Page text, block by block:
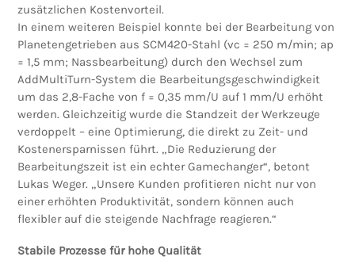
zusätzlichen Kostenvorteil.
In einem weiteren Beispiel konnte bei der Bearbeitung von
Planetengetrieben aus SCM420-Stahl (vc = 250 m/min; ap
= 1,5 mm; Nassbearbeitung) durch den Wechsel zum
AddMultiTurn-System die Bearbeitungsgeschwindigkeit
um das 2,8-Fache von f = 0,35 mm/U auf 1 mm/U erhöht
werden. Gleichzeitig wurde die Standzeit der Werkzeuge
verdoppelt – eine Optimierung, die direkt zu Zeit- und
Kostenersparnissen führt. „Die Reduzierung der
Bearbeitungszeit ist ein echter Gamechanger“, betont
Lukas Weger. „Unsere Kunden profitieren nicht nur von
einer erhöhten Produktivität, sondern können auch
flexibler auf die steigende Nachfrage reagieren.“
Stabile Prozesse für hohe Qualität